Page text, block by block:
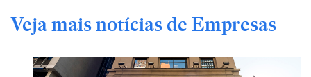
Veja mais notícias de Empresas